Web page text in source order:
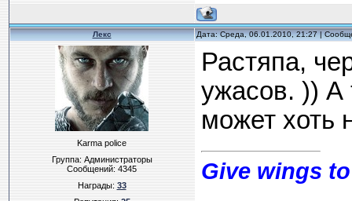
Лекс Дата: Среда, 06.01.2010, 21:27 |
Karma police
Группа: Администраторы
Сообщений:4345
Награды:33
Растяпа,
ужасов. )) А
может хоть
Give wings